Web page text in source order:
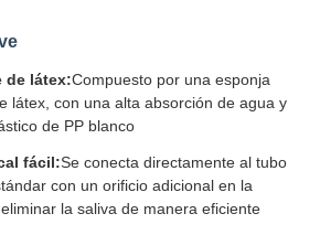
de látex:Compuesto por una esponja
látex, con una alta absorción de agua y
de PP blanco
fácil:Se conecta directamente al tubo
con un orificio adicional en la
la saliva de manera eficiente